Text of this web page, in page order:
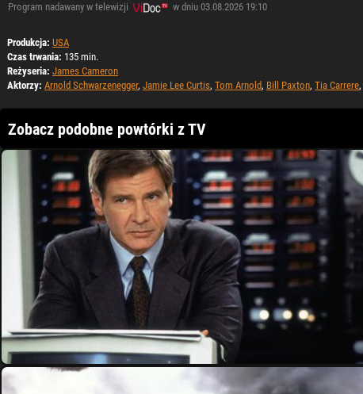
Program nadawany w telewizji w dniu 03.08.2026 19:10
Produkcja: USA
Czas trwania: 135 min.
Reżyseria: James Cameron
Aktorzy: Arnold Schwarzenegger, Jamie Lee Curtis, Tom Arnold, Bill Paxton, Tia Carrere,
Zobacz podobne powtórki z TV